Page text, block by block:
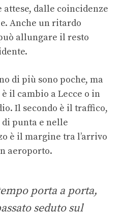
dalle coincidenze
Anche un ritardo
allungare il resto
di più sono poche, ma
il cambio a Lecce o in
Il secondo è il traffico,
punta e nelle
è il margine tra l’arrivo
aeroporto.
porta a porta,
seduto sul